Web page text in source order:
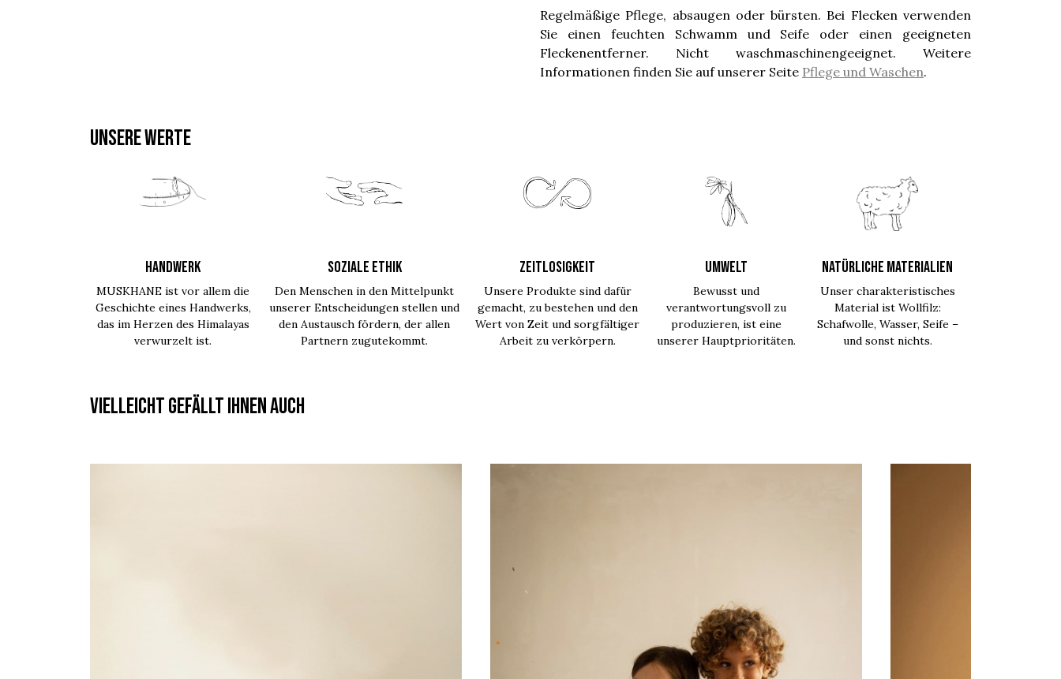
Regelmäßige Pflege, absaugen oder bürsten. Bei Flecken verwenden
Sie einen feuchten Schwamm und Seife oder einen geeigneten
Fleckenentferner. Nicht waschmaschinengeeignet. Weitere
Informationen finden Sie auf unserer Seite Pflege und Waschen.
UNSERE WERTE
HANDWERK
MUSKHANE ist vor allem die
Geschichte eines Handwerks,
das im Herzen des Himalayas
verwurzelt ist.
SOZIALE ETHIK
Den Menschen in den Mittelpunkt
unserer Entscheidungen stellen und
den Austausch fördern, der allen
Partnern zugutekommt.
ZEITLOSIGKEIT
Unsere Produkte sind dafür
gemacht, zu bestehen und den
Wert von Zeit und sorgfältiger
Arbeit zu verkörpern.
UMWELT
Bewusst und
verantwortungsvoll zu
produzieren, ist eine
unserer Hauptprioritäten.
NATÜRLICHE MATERIALIEN
Unser charakteristisches
Material ist Wollfilz:
Schafwolle, Wasser, Seife –
und sonst nichts.
Vielleicht gefällt Ihnen auch